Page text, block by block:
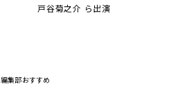
戸谷菊之介 ら出演
編集部おすすめ